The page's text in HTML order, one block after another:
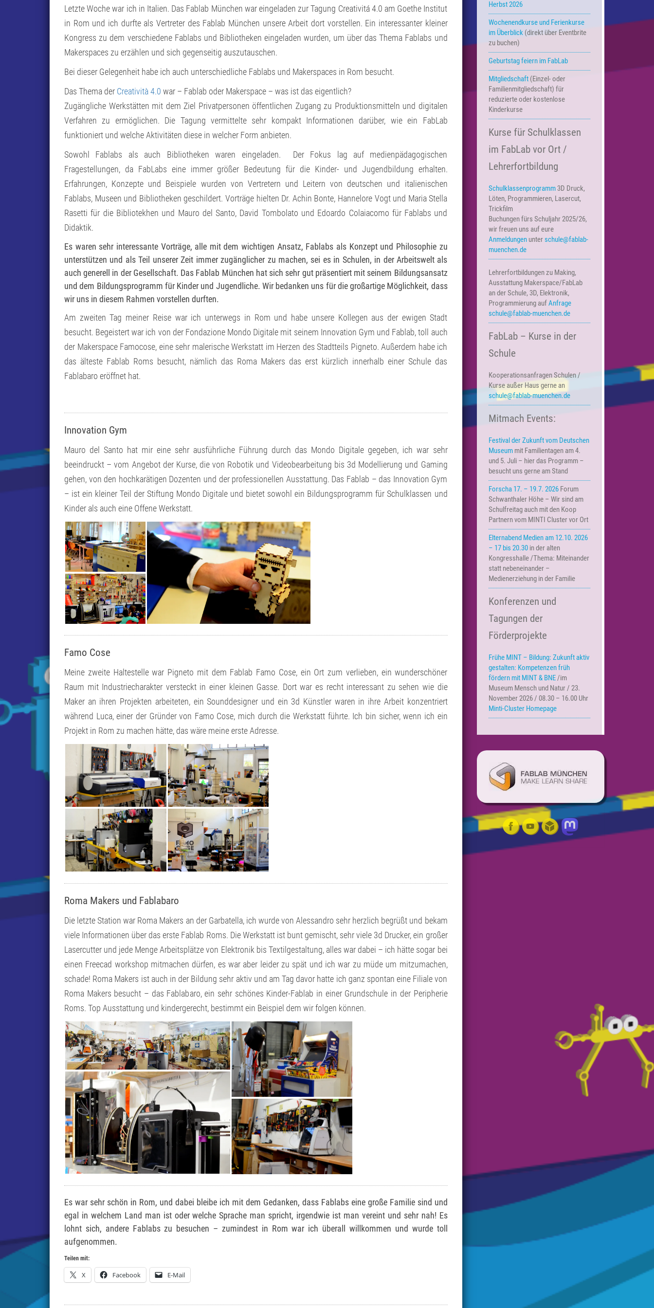
Letzte Woche war ich in Italien. Das Fablab München war eingeladen zur Tagung Creativitá 4.0 am Goethe Institut
in Rom und ich durfte als Vertreter des Fablab München unsere Arbeit dort vorstellen. Ein interessanter kleiner
Kongress zu dem verschiedene Fablabs und Bibliotheken eingeladen wurden, um über das Thema Fablabs und
Makerspaces zu erzählen und sich gegenseitig auszutauschen.
Bei dieser Gelegenheit habe ich auch unterschiedliche Fablabs und Makerspaces in Rom besucht.
Das Thema der Creatività 4.0 war – Fablab oder Makerspace – was ist das eigentlich?
Zugängliche Werkstätten mit dem Ziel Privatpersonen öffentlichen Zugang zu Produktionsmitteln und digitalen
Verfahren zu ermöglichen. Die Tagung vermittelte sehr kompakt Informationen darüber, wie ein FabLab
funktioniert und welche Aktivitäten diese in welcher Form anbieten.
Sowohl Fablabs als auch Bibliotheken waren eingeladen. Der Fokus lag auf medienpädagogischen
Fragestellungen, da FabLabs eine immer größer Bedeutung für die Kinder- und Jugendbildung erhalten.
Erfahrungen, Konzepte und Beispiele wurden von Vertretern und Leitern von deutschen und italienischen
Fablabs, Museen und Bibliotheken geschildert. Vorträge hielten Dr. Achin Bonte, Hannelore Vogt und Maria Stella
Rasetti für die Bibliotekhen und Mauro del Santo, David Tombolato und Edoardo Colaiacomo für Fablabs und
Didaktik.
Es waren sehr interessante Vorträge, alle mit dem wichtigen Ansatz, Fablabs als Konzept und Philosophie zu
unterstützen und als Teil unserer Zeit immer zugänglicher zu machen, sei es in Schulen, in der Arbeitswelt als
auch generell in der Gesellschaft. Das Fablab München hat sich sehr gut präsentiert mit seinem Bildungsansatz
und dem Bildungsprogramm für Kinder und Jugendliche. Wir bedanken uns für die großartige Möglichkeit, dass
wir uns in diesem Rahmen vorstellen durften.
Am zweiten Tag meiner Reise war ich unterwegs in Rom und habe unsere Kollegen aus der ewigen Stadt
besucht. Begeistert war ich von der Fondazione Mondo Digitale mit seinem Innovation Gym und Fablab, toll auch
der Makerspace Famocose, eine sehr malerische Werkstatt im Herzen des Stadtteils Pigneto. Außerdem habe ich
das älteste Fablab Roms besucht, nämlich das Roma Makers das erst kürzlich innerhalb einer Schule das
Fablabaro eröffnet hat.
Innovation Gym
Mauro del Santo hat mir eine sehr ausführliche Führung durch das Mondo Digitale gegeben, ich war sehr
beeindruckt – vom Angebot der Kurse, die von Robotik und Videobearbeitung bis 3d Modellierung und Gaming
gehen, von den hochkarätigen Dozenten und der professionellen Ausstattung. Das Fablab – das Innovation Gym
– ist ein kleiner Teil der Stiftung Mondo Digitale und bietet sowohl ein Bildungsprogramm für Schulklassen und
Kinder als auch eine Offene Werkstatt.
Famo Cose
Meine zweite Haltestelle war Pigneto mit dem Fablab Famo Cose, ein Ort zum verlieben, ein wunderschöner
Raum mit Industriecharakter versteckt in einer kleinen Gasse. Dort war es recht interessant zu sehen wie die
Maker an ihren Projekten arbeiteten, ein Sounddesigner und ein 3d Künstler waren in ihre Arbeit konzentriert
während Luca, einer der Gründer von Famo Cose, mich durch die Werkstatt führte. Ich bin sicher, wenn ich ein
Projekt in Rom zu machen hätte, das wäre meine erste Adresse.
Roma Makers und Fablabaro
Die letzte Station war Roma Makers an der Garbatella, ich wurde von Alessandro sehr herzlich begrüßt und bekam
viele Informationen über das erste Fablab Roms. Die Werkstatt ist bunt gemischt, sehr viele 3d Drucker, ein großer
Lasercutter und jede Menge Arbeitsplätze von Elektronik bis Textilgestaltung, alles war dabei – ich hätte sogar bei
einen Freecad workshop mitmachen dürfen, es war aber leider zu spät und ich war zu müde um mitzumachen,
schade! Roma Makers ist auch in der Bildung sehr aktiv und am Tag davor hatte ich ganz spontan eine Filiale von
Roma Makers besucht – das Fablabaro, ein sehr schönes Kinder-Fablab in einer Grundschule in der Peripherie
Roms. Top Ausstattung und kindergerecht, bestimmt ein Beispiel dem wir folgen können.
Es war sehr schön in Rom, und dabei bleibe ich mit dem Gedanken, dass Fablabs eine große Familie sind und
egal in welchem Land man ist oder welche Sprache man spricht, irgendwie ist man vereint und sehr nah! Es
lohnt sich, andere Fablabs zu besuchen – zumindest in Rom war ich überall willkommen und wurde toll
aufgenommen.
Teilen mit:
X Facebook E-Mail
Herbst 2026
Wochenendkurse und Ferienkurse
im Überblick(direkt über Eventbrite
zu buchen)
Geburtstag feiern im FabLab
Mitgliedschaft(Einzel- oder
Familienmitgliedschaft) für
reduzierte oder kostenlose
Kinderkurse
Kurse für Schulklassen
im FabLab vor Ort /
Lehrerfortbildung
Schulklassenprogramm3D Druck,
Löten, Programmieren, Lasercut,
Trickfilm
Buchungen fürs Schuljahr 2025/26,
wir freuen uns auf eure
Anmeldungenunterschule@fablab-
muenchen.de
Lehrerfortbildungen zu Making,
Ausstattung Makerspace/FabLab
an der Schule, 3D, Elektronik,
Programmierung auf Anfrage
schule@fablab-muenchen.de
FabLab – Kurse in der
Schule
KooperationsanfragenSchulen /
Kurse außer Haus gerne an
schule@fablab-muenchen.de
Mitmach Events:
Festival der Zukunft vom Deutschen
Museummit Familientagen am 4.
und 5. Juli – hier das Programm –
besucht uns gerne am Stand
Forscha 17. – 19.7. 2026Forum
Schwanthaler Höhe – Wir sind am
Schulfreitag auch mit den Koop
Partnern vom MINTI Cluster vor Ort
Elternabend Medien am 12.10. 2026
– 17 bis 20.30in der alten
Kongresshalle /Thema: Miteinander
statt nebeneinander –
Medienerziehung in der Familie
Konferenzen und
Tagungen der
Förderprojekte
Frühe MINT – Bildung: Zukunft aktiv
gestalten: Kompetenzen früh
fördern mit MINT & BNE/im
Museum Mensch und Natur / 23.
November 2026 / 08.30 – 16.00 Uhr
Minti-Cluster Homepage